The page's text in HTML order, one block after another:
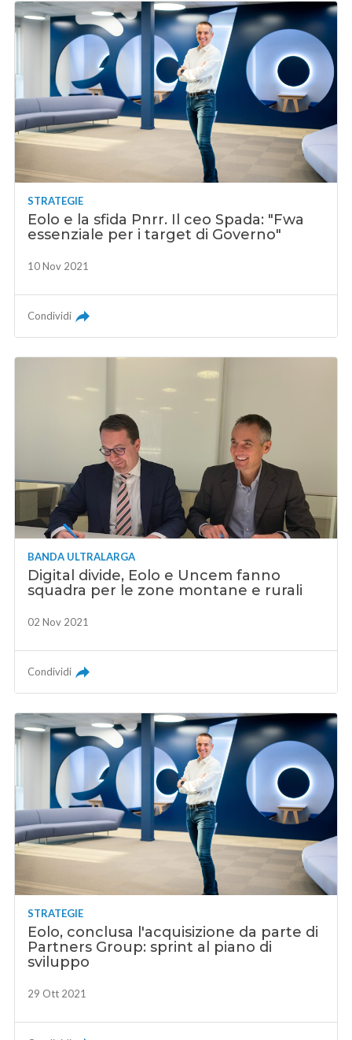
STRATEGIE
Eolo e la sfida Pnrr. Il ceo Spada: "Fwa
essenziale per i target di Governo"
10 Nov 2021
Condividi
BANDA ULTRALARGA
Digital divide, Eolo e Uncem fanno
squadra per le zone montane e rurali
02 Nov 2021
Condividi
STRATEGIE
Eolo, conclusa l'acquisizione da parte di
Partners Group: sprint al piano di
sviluppo
29 Ott 2021